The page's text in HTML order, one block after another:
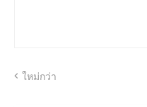
ใหม่กว่า